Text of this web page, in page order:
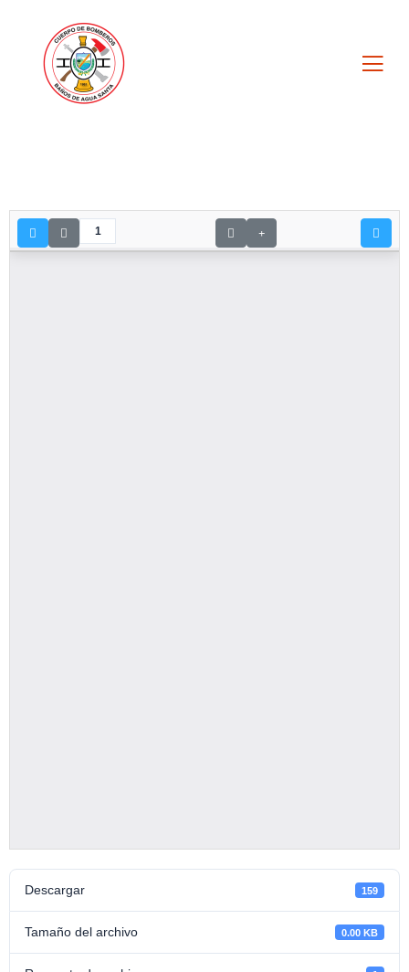
Descargar 159
Tamaño del archivo 0.00 KB